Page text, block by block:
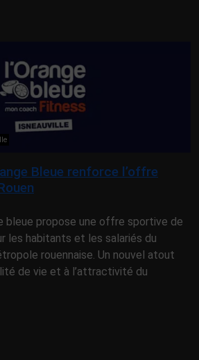
Bleue renforce l’offre
bleue propose une offre sportive de
les habitants et les salariés du
rouennaise. Un nouvel atout
de vie et à l’attractivité du